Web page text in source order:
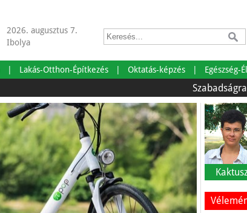
2026. augusztus 7.
Ibolya
Lakás-Otthon-Építkezés Oktatás-képzés Egészség-
Szabadságra